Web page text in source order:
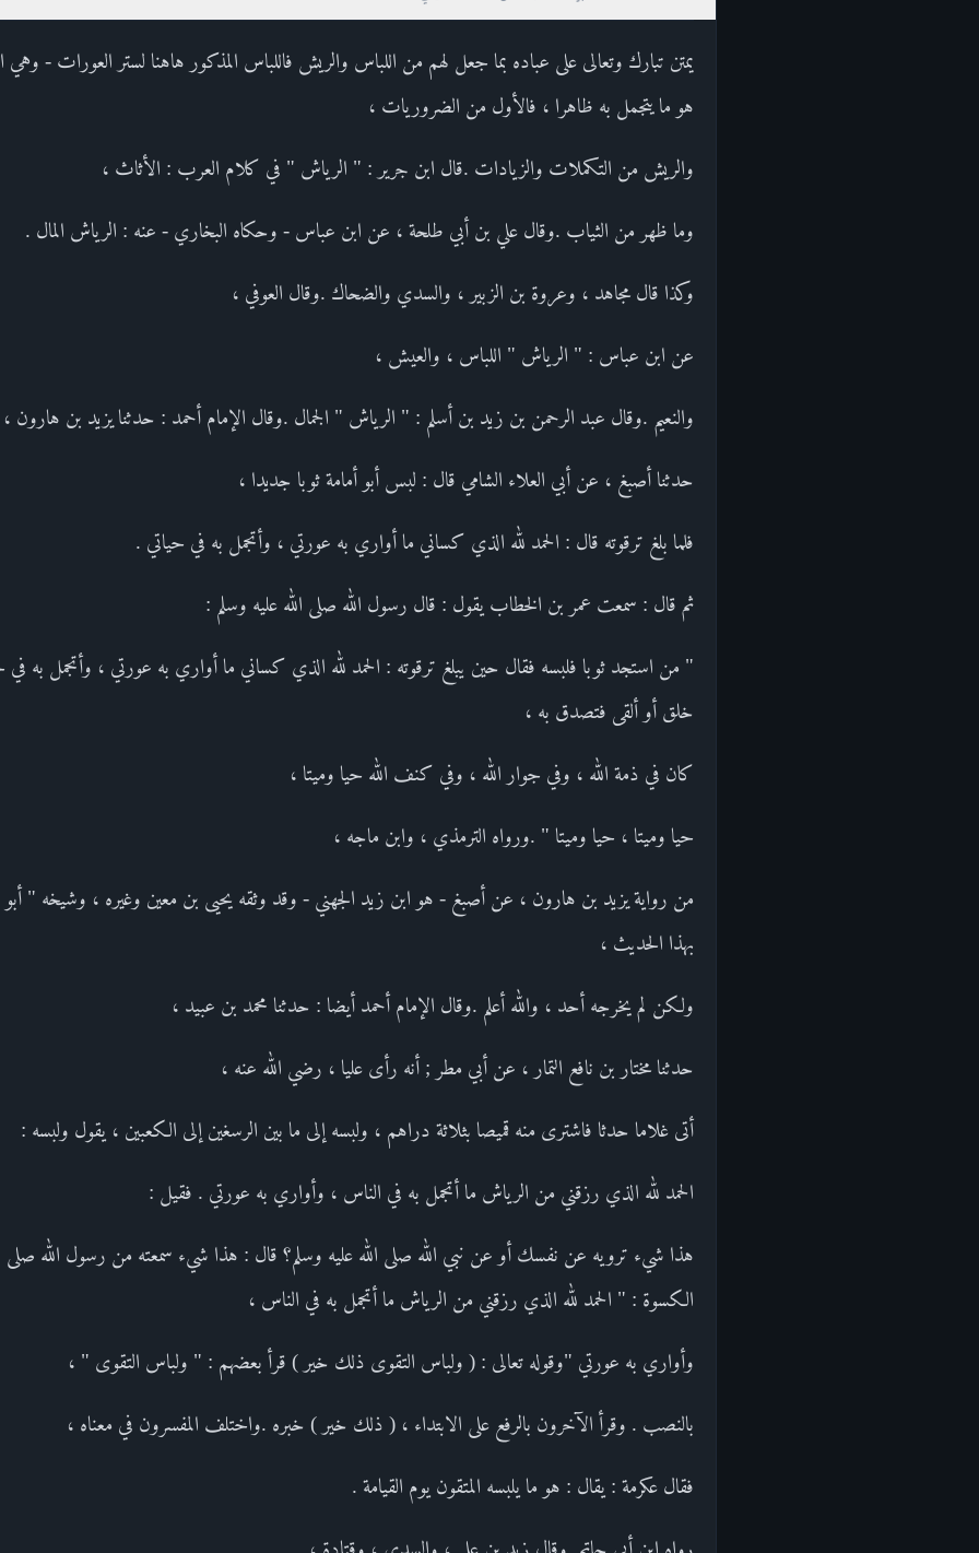
يمتن تبارك وتعالى على عباده بما جعل لهم من اللباس والريش فاللباس المذكور هاهنا لستر العورات -
هو ما يتجمل به ظاهرا ، فالأول من الضروريات ،
والريش من التكملات والزيادات .قال ابن جرير : " الرياش " في كلام العرب : الأثاث ،
وما ظهر من الثياب .وقال علي بن أبي طلحة ، عن ابن عباس - وحكاه البخاري - عنه : الرياش المال .
وكذا قال مجاهد ، وعروة بن الزبير ، والسدي والضحاك .وقال العوفي ،
عن ابن عباس : " الرياش " اللباس ، والعيش ،
والنعيم .وقال عبد الرحمن بن زيد بن أسلم : " الرياش " الجمال .وقال الإمام أحمد : حدثنا يزيد بن هارون ،
حدثنا أصبغ ، عن أبي العلاء الشامي قال : لبس أبو أمامة ثوبا جديدا ،
فلما بلغ ترقوته قال : الحمد لله الذي كساني ما أواري به عورتي ، وأتجمل به في حياتي .
ثم قال : سمعت عمر بن الخطاب يقول : قال رسول الله صلى الله عليه وسلم :
" من استجد ثوبا فلبسه فقال حين يبلغ ترقوته : الحمد لله الذي كساني ما أواري به عورتي ، وأتجمل به
خلق أو ألقى فتصدق به ،
كان في ذمة الله ، وفي جوار الله ، وفي كنف الله حيا وميتا ،
حيا وميتا ، حيا وميتا " .ورواه الترمذي ، وابن ماجه ،
من رواية يزيد بن هارون ، عن أصبغ - هو ابن زيد الجهني - وقد وثقه يحيى بن معين وغيره ، وشيخه " أبو
بهذا الحديث ،
ولكن لم يخرجه أحد ، والله أعلم .وقال الإمام أحمد أيضا : حدثنا محمد بن عبيد ،
حدثنا مختار بن نافع التمار ، عن أبي مطر ; أنه رأى عليا ، رضي الله عنه ،
أتى غلاما حدثا فاشترى منه قميصا بثلاثة دراهم ، ولبسه إلى ما بين الرسغين إلى الكعبين ، يقول ولبسه :
الحمد لله الذي رزقني من الرياش ما أتجمل به في الناس ، وأواري به عورتي . فقيل :
هذا شيء ترويه عن نفسك أو عن نبي الله صلى الله عليه وسلم؟ قال : هذا شيء سمعته من رسول الله صلى
الكسوة : " الحمد لله الذي رزقني من الرياش ما أتجمل به في الناس ،
وأواري به عورتي "وقوله تعالى : ( ولباس التقوى ذلك خير ) قرأ بعضهم : " ولباس التقوى " ،
بالنصب . وقرأ الآخرون بالرفع على الابتداء ، ( ذلك خير ) خبره .واختلف المفسرون في معناه ،
فقال عكرمة : يقال : هو ما يلبسه المتقون يوم القيامة .
رواه ابن أبي حاتم .وقال زيد بن علي ، والسدي ، وقتادة ،